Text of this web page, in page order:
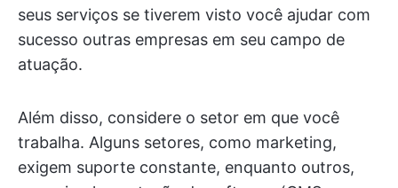
seus serviços se tiverem visto você ajudar com
sucesso outras empresas em seu campo de
atuação.
Além disso, considere o setor em que você
trabalha. Alguns setores, como marketing,
exigem suporte constante, enquanto outros,